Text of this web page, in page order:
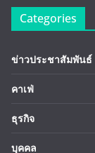
Categories
ข่าวประชาสัมพันธ์
คาเฟ่
ธุรกิจ
บุคคล